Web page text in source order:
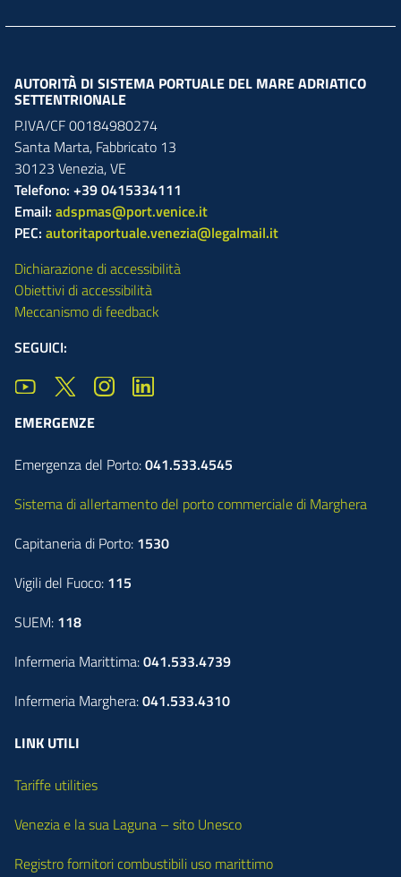
AUTORITÀ DI SISTEMA PORTUALE DEL MARE ADRIATICO
SETTENTRIONALE
P.IVA/CF 00184980274
Santa Marta, Fabbricato 13
30123 Venezia,VE
Telefono: +39 0415334111
Email: adspmas@port.venice.it
PEC: autoritaportuale.venezia@legalmail.it
Dichiarazione di accessibilità
Obiettivi di accessibilità
Meccanismo di feedback
SEGUICI:
EMERGENZE
Emergenza del Porto:041.533.4545
Sistema di allertamento del porto commerciale di Marghera
Capitaneria di Porto: 1530
Vigili del Fuoco: 115
SUEM: 118
Infermeria Marittima:041.533.4739
Infermeria Marghera:041.533.4310
LINK UTILI
Tariffe utilities
Venezia e la sua Laguna – sito Unesco
Registro fornitori combustibili uso marittimo